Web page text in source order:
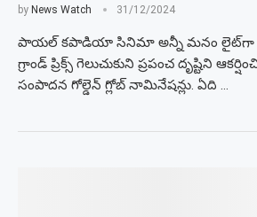
by News Watch 31/12/2024
పాయల్ కపాడియా సినిమా అన్నీ మనం లైట్‌గా
గ్రాండ్ ప్రిక్స్ గెలుచుకుని ప్రపంచ దృష్టిని
సంపాదన గోల్డెన్ గ్లోబ్ నామినేషన్లు. ఏది …